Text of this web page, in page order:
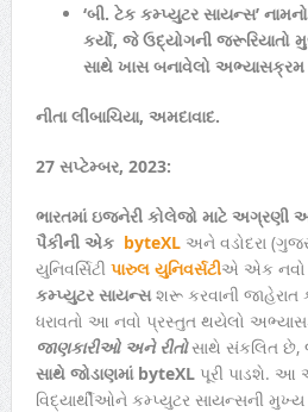
‘બી. ટેક કમ્પ્યુટર સાયન્સ’
કર્યો, જે ઉદ્યોગની
સાથે ખાસ બનાવેલો
નીતા લીંબાચિયા, અમદાવાદ.
27 સપ્ટેમ્બર, 2023:
ભારતમાં ઇજનેરી કોલેજો માટે અગ્રણી
પૈકીની એક byteXLઅને વડોદરા
યુનિવર્સિટી પારુલ યુનિવર્સટીએ એક નવો
કમ્પ્યુટર સાયન્સશરૂ કરવાની જાહેરાત
ધરાવતો આ નવો પ્રસ્તુત થયેલો
જાણકારીઓ અને રીતોસાથે સંકલિત છે,
સાથે જોડાણમાં byteXLપૂરી પાડશે. આ
વિદ્યાર્થીઓને કમ્પ્યુટર સાયન્સની